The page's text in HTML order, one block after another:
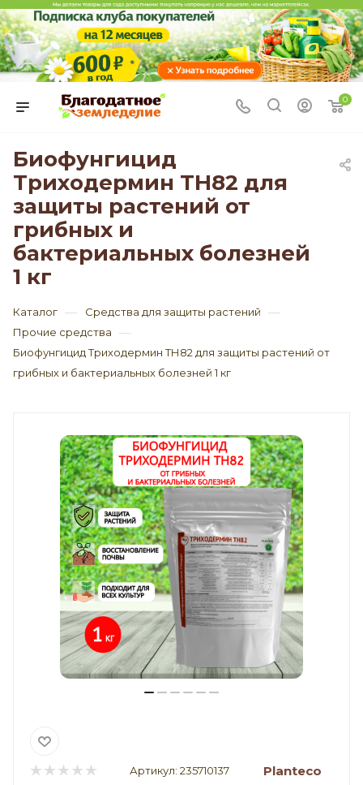
0
Биофунгицид
Триходермин ТН82 для
защиты растений от
грибных и
бактериальных болезней
1 кг
Каталог — Средства для защиты растений —
Прочие средства —
Биофунгицид Триходермин ТН82 для защиты растений от
грибных и бактериальных болезней 1 кг
Артикул: 235710137 Planteco